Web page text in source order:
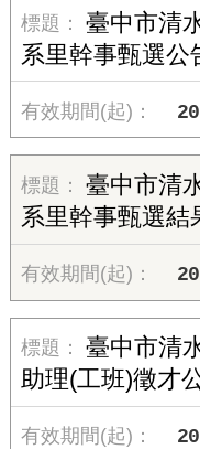
臺中市清
系里幹事甄選公
臺中市清
系里幹事甄選結
臺中市清
助理(工班)徵才